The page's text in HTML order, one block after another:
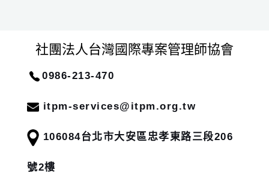
社團法人台灣國際專案管理師協會
0986-213-470
itpm-services@itpm.org.tw
106084台北市大安區忠孝東路三段206
號2樓